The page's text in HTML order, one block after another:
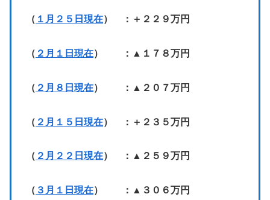
（ １月２５日現在） ：＋２２９万円
（ ２月１日現在） ：▲１７８万円
（ ２月８日現在） ：▲２０７万円
（ ２月１５日現在） ：＋２３５万円
（ ２月２２日現在） ：▲２５９万円
（ ３月１日現在） ：▲３０６万円